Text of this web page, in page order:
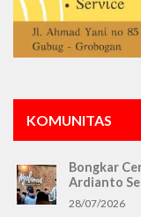
KOMUNITAS
Bongkar
Ardianto
28/07/2026